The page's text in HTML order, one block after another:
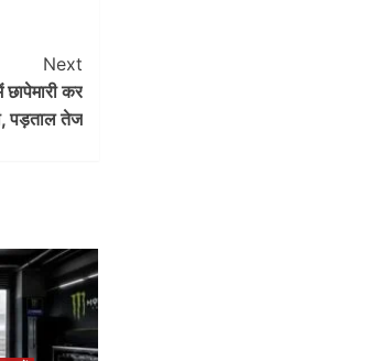
Next
छापेमारी कर
पड़ताल तेज